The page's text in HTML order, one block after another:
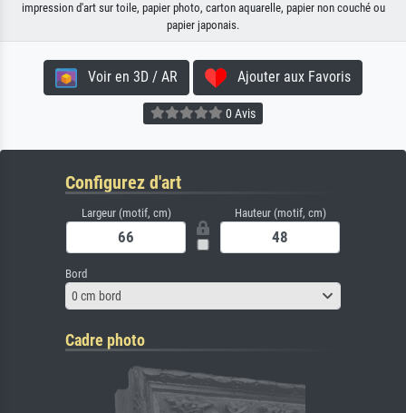
impression d'art sur toile, papier photo, carton aquarelle, papier non couché ou
papier japonais.
Voir en 3D / AR Ajouter aux Favoris
0 Avis
Configurez d'art
Largeur (motif, cm) Hauteur (motif, cm)
Bord
0 cm bord
Cadre photo